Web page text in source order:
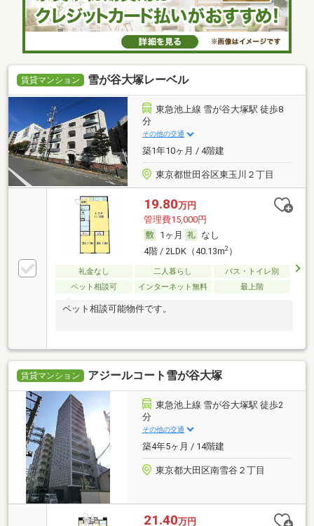
賃貸マンション 雪が谷大塚レーベル
東急池上線 雪が谷大塚駅 徒歩8
分
その他の交通
築1年10ヶ月 / 4階建
東京都世田谷区東玉川２丁目
19.80万円
管理費15,000円
1ヶ月
なし
4階 / 2LDK（40.13m2）
礼金なし 二人暮らし
バス・トイレ別
ペット相談可
インターネット無料 最上階
ペット相談可能物件です。
賃貸マンション アジールコート雪が谷大塚
東急池上線 雪が谷大塚駅 徒歩2
分
その他の交通
築4年5ヶ月 / 14階建
東京都大田区南雪谷２丁目
21.40万円